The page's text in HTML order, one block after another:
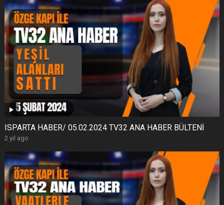
ISPARTA HABER/ 05.02.2024 TV32 ANA HABER BÜLTENİ
2 yıl ago